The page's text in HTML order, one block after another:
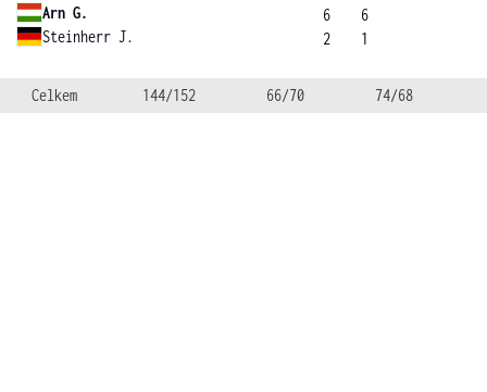
Arn G.
Steinherr J.
6
2
6
1
Celkem 144/152 66/70 74/68